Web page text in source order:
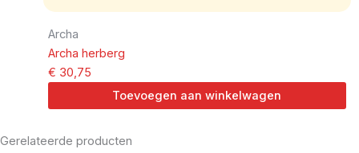
Archa
Archa herberg
€ 30,75
Toevoegen aan winkelwagen
Gerelateerde producten